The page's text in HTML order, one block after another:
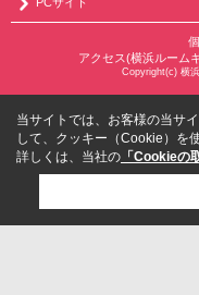
アクセス(横浜ルーム
Copyright(c) 横
当サイトでは、お客様の当サ
して、クッキー（Cookie）を
詳しくは、当社の 「Cookieの